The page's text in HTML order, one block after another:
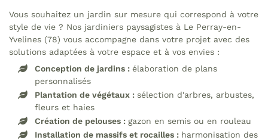
Accueil
prestations
Élagage
Une
09 74 56 16
Vous souhaitez un jardin sur mesure qui correspond à votre
style de vie ? Nos jardiniers paysagistes à Le Perray-en-
Yvelines (78) vous accompagne dans votre projet avec des
solutions adaptées à votre espace et à vos envies :
Conception de jardins : élaboration de plans
personnalisés
Plantation de végétaux : sélection d'arbres, arbustes,
fleurs et haies
Création de pelouses : gazon en semis ou en rouleau
Installation de massifs et rocailles : harmonisation des